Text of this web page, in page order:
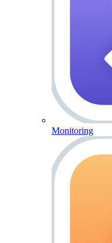
Monitoring